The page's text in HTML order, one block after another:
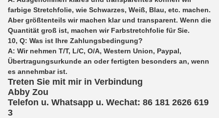
farbige Stretchfolie, wie Schwarzes, Weiß, Blau, etc. machen.
Aber größtenteils wir machen klar und transparent. Wenn die
Quantität groß ist, machen wir Farbstretchfolie für Sie.
10, Q: Was ist Ihre Zahlungsbedingung?
A: Wir nehmen T/T, L/C, O/A, Western Union, Paypal,
Übertragungsurkunde an oder fertigten besonders an, wenn
es annehmbar ist.
Treten Sie mit mir in Verbindung
Abby Zou
Telefon u. Whatsapp u. Wechat: 86 181 2626 619
3